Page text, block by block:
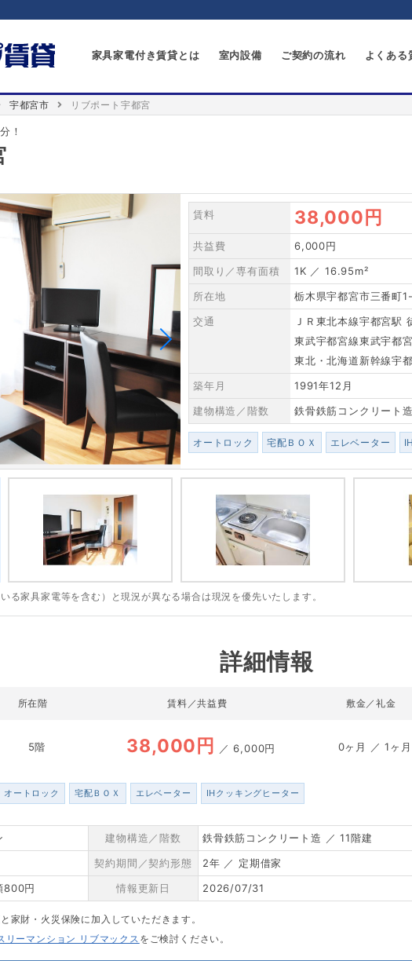
家具家電付き賃貸とは 室内設備 ご契約の流れ よくある
宇都宮市 リブポート宇都宮
！
賃料 38,000円
共益費
6,000円
間取り／専有面積
1K ／ 16.95m²
所在地
栃木県宇都宮市三番町
交通
ＪＲ東北本線宇都宮駅
東武宇都宮線東武宇都
東北・北海道新幹線宇
築年月
1991年12月
建物構造／階数
鉄骨鉄筋コンクリート
オートロック 宅配ＢＯＸ エレベーター
る家具家電等を含む）と現況が異なる場合は現況を優先いたします。
詳細情報
所在階 賃料／共益費 敷金／礼金
5階 38,000円 ／6,000円 0ヶ月 ／ 1ヶ月
オートロック 宅配ＢＯＸ エレベーター IHクッキングヒーター
建物構造／階数 鉄骨鉄筋コンクリート造 ／ 11階建
契約期間／契約形態 2年 ／ 定期借家
円 情報更新日 2026/07/31
家財・火災保険に加入していただきます。
リーマンション リブマックス をご検討ください。